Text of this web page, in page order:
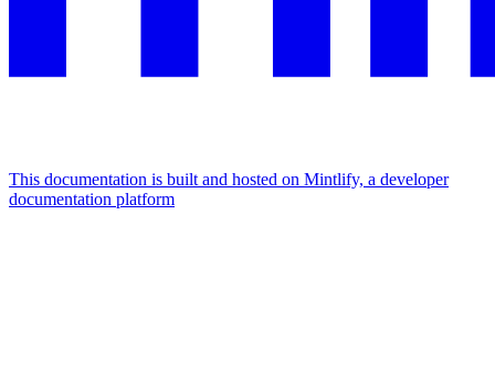
This documentation is built and hosted on Mintlify, a developer
documentation platform